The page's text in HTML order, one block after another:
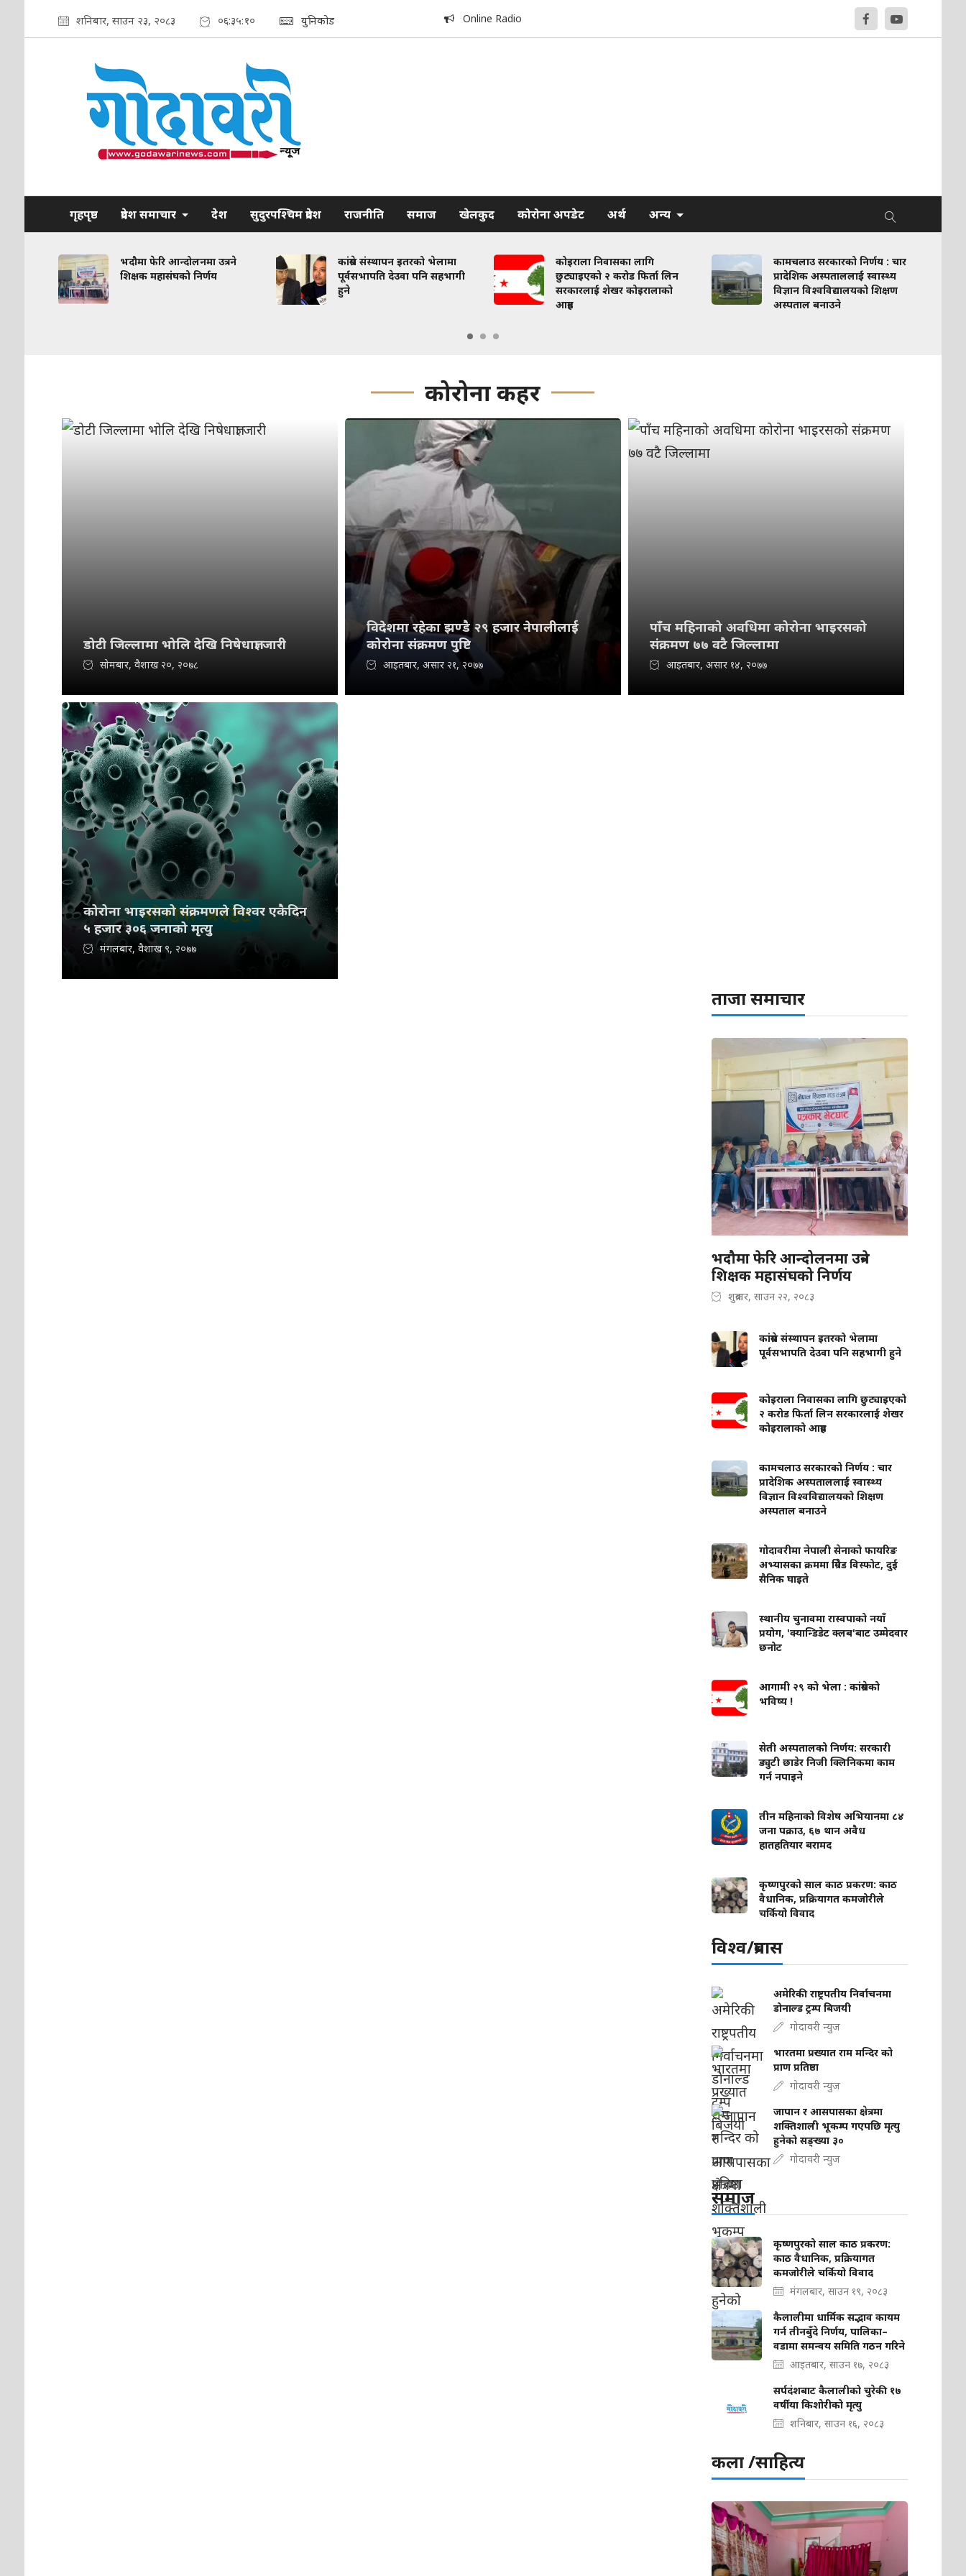
शनिबार, साउन २३, २०८३ ०६:३५:११ युनिकोड Online Radio
गृहपृष्ठ प्रदेश समाचार देश सुदुरपश्चिम प्रदेश राजनीति समाज खेलकुद कोरोना अपडेट अर्थ अन्य
भदौमा फेरि आन्दोलनमा उत्रने
शिक्षक महासंघको निर्णय
कांग्रेस संस्थापन इतरको भेलामा
पूर्वसभापति देउवा पनि सहभागी
हुने
कोइराला निवासका लागि
छुट्याइएको २ करोड फिर्ता लिन
सरकारलाई शेखर कोइरालाको
आग्रह
कामचलाउ सरकारको निर्णय : चार
प्रादेशिक अस्पताललाई स्वास्थ्य
विज्ञान विश्वविद्यालयको शिक्षण
अस्पताल बनाउने
कोरोना कहर
डोटी जिल्लामा भोलि देखि निषेधाज्ञा जारी
सोमबार, वैशाख २०, २०७८
विदेशमा रहेका झण्डै २९ हजार नेपालीलाई
कोरोना संक्रमण पुष्टि
आइतबार, असार २१, २०७७
पाँच महिनाको अवधिमा कोरोना भाइरसको
संक्रमण ७७ वटै जिल्लामा
आइतबार, असार १४, २०७७
कोरोना भाइरसको संक्रमणले विश्वर एकैदिन
५ हजार ३०६ जनाको मृत्यु
मंगलबार, वैशाख ९, २०७७
ताजा समाचार
भदौमा फेरि आन्दोलनमा उत्रने
शिक्षक महासंघको निर्णय
शुक्रबार, साउन २२, २०८३
कांग्रेस संस्थापन इतरको भेलामा
पूर्वसभापति देउवा पनि सहभागी हुने
कोइराला निवासका लागि छुट्याइएको
२ करोड फिर्ता लिन सरकारलाई शेखर
कोइरालाको आग्रह
कामचलाउ सरकारको निर्णय : चार
प्रादेशिक अस्पताललाई स्वास्थ्य
विज्ञान विश्वविद्यालयको शिक्षण
अस्पताल बनाउने
गोदावरीमा नेपाली सेनाको फायरिङ
अभ्यासका क्रममा ग्रिनेड विस्फोट, दुई
सैनिक घाइते
स्थानीय चुनावमा रास्वपाको नयाँ
प्रयोग, 'क्यान्डिडेट क्लब'बाट उम्मेदवार
छनोट
आगामी २९ को भेला : कांग्रेसको
भविष्य !
सेती अस्पतालको निर्णय: सरकारी
ड्युटी छाडेर निजी क्लिनिकमा काम
गर्न नपाइने
तीन महिनाको विशेष अभियानमा ८४
जना पक्राउ, ६७ थान अवैध
हातहतियार बरामद
कृष्णपुरको साल काठ प्रकरण: काठ
वैधानिक, प्रक्रियागत कमजोरीले
चर्कियो विवाद
विश्व/प्रबास
अमेरिकी राष्ट्रपतीय निर्वाचनमा
डोनाल्ड ट्रम्प बिजयी
गोदावरी न्युज
भारतमा प्रख्यात राम मन्दिर को
प्राण प्रतिष्ठा
गोदावरी न्युज
जापान र आसपासका क्षेत्रमा
शक्तिशाली भूकम्प गएपछि मृत्यु
हुनेको सङ्ख्या ३०
गोदावरी न्युज
समाज
कृष्णपुरको साल काठ प्रकरण:
काठ वैधानिक, प्रक्रियागत
कमजोरीले चर्कियो विवाद
मंगलबार, साउन १९, २०८३
कैलालीमा धार्मिक सद्भाव कायम
गर्न तीनबुँदे निर्णय, पालिका–
वडामा समन्वय समिति गठन गरिने
आइतबार, साउन १७, २०८३
सर्पदंशबाट कैलालीको चुरेकी १७
वर्षीया किशोरीको मृत्यु
शनिबार, साउन १६, २०८३
कला /साहित्य